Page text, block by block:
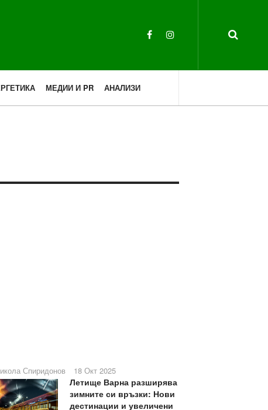
МЕДИИ И PR АНАЛИЗИ
Спиридонов 18 Окт 2025
Летище Варна разширява
зимните си връзки: Нови
дестинации и увеличени